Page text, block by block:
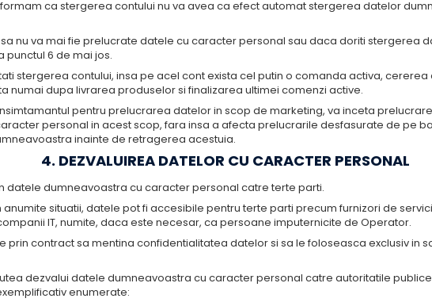
ca stergerea contului nu va avea ca efect automat stergerea datelor
nu va mai fie prelucrate datele cu caracter personal sau daca doriti stergerea
6 de mai jos.
stergerea contului, insa pe acel cont exista cel putin o comanda activa,
numai dupa livrarea produselor si finalizarea ultimei comenzi active.
pentru prelucrarea datelor in scop de marketing, va inceta
personal in acest scop, fara insa a afecta prelucrarile desfasurate de pe
inainte de retragerea acestuia.
4. DEZVALUIREA DATELOR CU CARACTER PERSONAL
datele dumneavoastra cu caracter personal catre terte parti.
situatii, datele pot fi accesibile pentru terte parti precum furnizori de
IT, numite, daca este necesar, ca persoane imputernicite de Operator.
prin contract sa mentina confidentialitatea datelor si sa le foloseasca exclusiv in
dezvalui datele dumneavoastra cu caracter personal catre autoritatile
enumerate: